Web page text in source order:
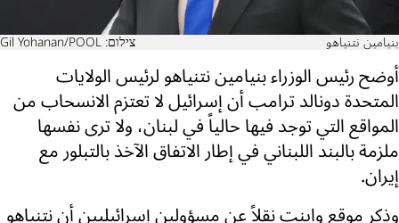
بنيامين نتنياهو צילום: Gil Yohanan/POOL
أوضح رئيس الوزراء بنيامين نتنياهو لرئيس الولايات
المتحدة دونالد ترامب أن إسرائيل لا تعتزم الانسحاب من
المواقع التي توجد فيها حالياً في لبنان، ولا ترى نفسها
ملزمة بالبند اللبناني في إطار الاتفاق الآخذ بالتبلور مع
إيران.